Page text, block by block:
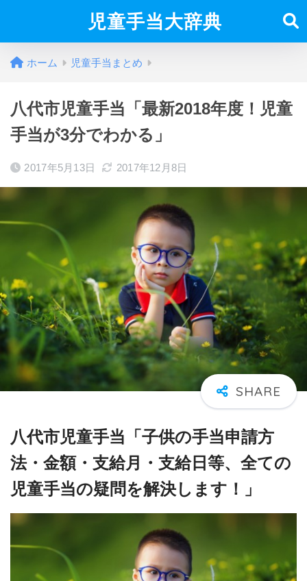
児童手当大辞典
ホーム 児童手当まとめ
八代市児童手当「最新2018年度！児童
手当が3分でわかる」
2017年5月13日 2017年12月8日
八代市児童手当「子供の手当申請方
法・金額・支給月・支給日等、全ての
児童手当の疑問を解決します！」